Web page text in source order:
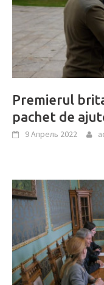
Premierul
pachet de
9 Апрель 2022